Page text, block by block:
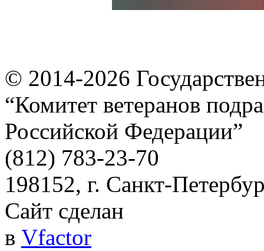
© 2014-2026
“Комитет ветеранов
Российской Федерации”
(812) 783-23-70
198152, г. Санкт-
Сайт сделан
в Vfactor